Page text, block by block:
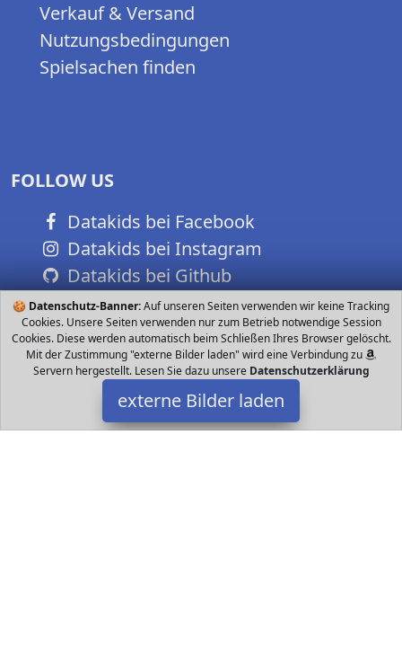
🍪 Datenschutz-Banner:Auf unseren Seiten verwenden wir keine Tracking
Cookies. Unsere Seiten verwenden nur zum Betrieb notwendige Session
Cookies. Diese werden automatisch beim Schließen Ihres Browser gelöscht.
Mit der Zustimmung "externe Bilder laden" wird eine Verbindung zu
Servern hergestellt. Lesen Sie dazu unsere Datenschutzerklärung
externe Bilder laden
Verkauf & Versand
Nutzungsbedingungen
Spielsachen finden
FOLLOW US
Datakids bei Facebook
Datakids bei Instagram
Datakids bei Github